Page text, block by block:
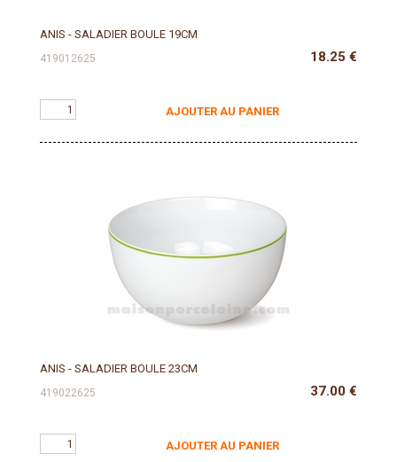
ANIS - SALADIER BOULE 19CM
419012625 18.25 €
AJOUTER AU PANIER
ANIS - SALADIER BOULE 23CM
419022625 37.00 €
AJOUTER AU PANIER